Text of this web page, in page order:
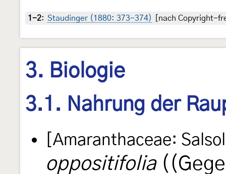
1-2: Staudinger (1880: 373-374) [nach Copyright-
3. Biologie
3.1. Nahrung der
[Amaranthaceae:
oppositifolia